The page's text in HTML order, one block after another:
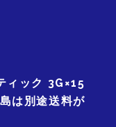
ィック 3G×15
は別途送料が